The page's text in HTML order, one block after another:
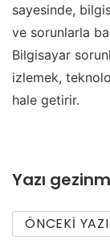
sayesinde,
ve sorunlarla
Bilgisayar
izlemek,
hale getirir.
Yazı
ÖNCEKI YAZI